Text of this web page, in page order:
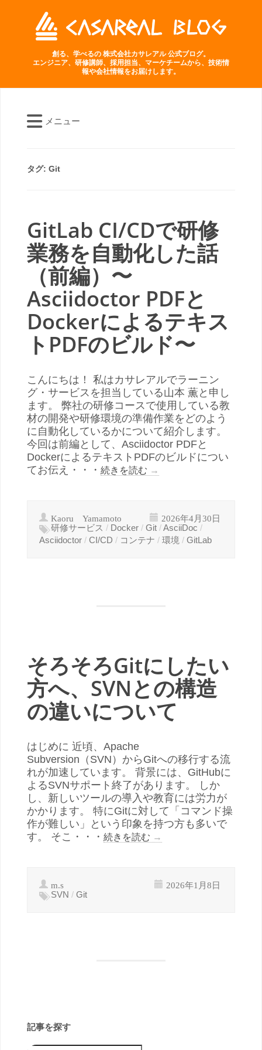
創る、学べるの 株式会社カサレアル 公式ブログ。
エンジニア、研修講師、採用担当、マーケチームから、技術情
報や会社情報をお届けします。
メニュー
タグ: Git
GitLab CI/CDで研修
業務を自動化した話
（前編）〜
Asciidoctor PDFと
Dockerによるテキス
トPDFのビルド〜
こんにちは！ 私はカサレアルでラーニン
グ・サービスを担当している山本 薫と申し
ます。 弊社の研修コースで使用している教
材の開発や研修環境の準備作業をどのよう
に自動化しているかについて紹介します。
今回は前編として、Asciidoctor PDFと
DockerによるテキストPDFのビルドについ
てお伝え・・・ 続きを読む →
Kaoru Yamamoto 2026年4月30日
研修サービス / Docker / Git /AsciiDoc /
Asciidoctor / CI/CD / コンテナ / 環境 / GitLab
そろそろGitにしたい
方へ、SVNとの構造
の違いについて
はじめに 近頃、Apache
Subversion（SVN）からGitへの移行する流
れが加速しています。 背景には、GitHubに
よるSVNサポート終了があります。 しか
し、新しいツールの導入や教育には労力が
かかります。 特にGitに対して「コマンド操
作が難しい」という印象を持つ方も多いで
す。 そこ・・・ 続きを読む →
m.s 2026年1月8日
SVN / Git
記事を探す